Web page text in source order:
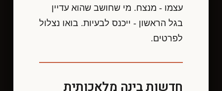
עצמו - מנצח. מי שחושב שהוא עדיין
בגל הראשון - ייכנס לבעיות. בואו נצלול
לפרטים.
חדשות בינה מלאכותית